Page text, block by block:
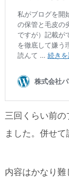
三回くらい前の
ました。併せて
内容はかなり